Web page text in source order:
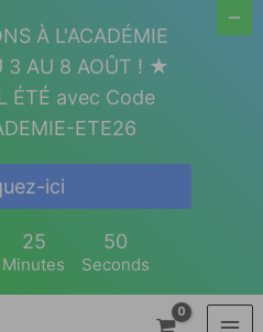
À L'ACADÉMIE
3 AU 8 AOÛT ! ★
ÉTÉ avec Code
ETE26
ici
25
Minutes
50
Seconds